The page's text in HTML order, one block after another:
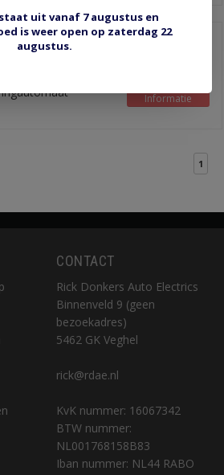
M12x1
Informatie
1
CONTACT
Rick Donkers Auto Electrics
Binnenveld 9 (geen
bezoekadres)
5462 GK Veghel
rick@rdae.nl
KvK nummer: 16067342
BTW nummer:
NL001768158B83
Iban nummer: NL44 RABO
uit vanaf 7 augustus en
is weer open op zaterdag 22
augustus.